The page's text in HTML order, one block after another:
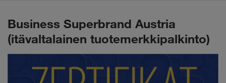
Business Superbrand Austria
(itävaltalainen tuotemerkkipalkinto)